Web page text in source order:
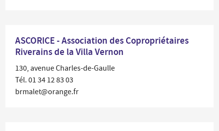
ASCORICE - Association des Copropriétaires
Riverains de la Villa Vernon
130, avenue Charles-de-Gaulle
Tél. 01 34 12 83 03
brmalet@orange.fr